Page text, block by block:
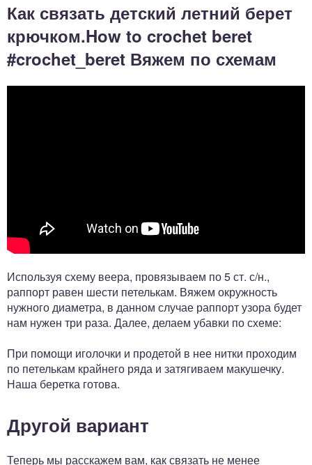
Как связать детский летний берет
крючком.How to crochet beret
#crochet_beret Вяжем по схемам
Используя схему веера, провязываем по 5 ст. с/н.,
раппорт равен шести петелькам. Вяжем окружность
нужного диаметра, в данном случае раппорт узора будет
нам нужен три раза. Далее, делаем убавки по схеме:
При помощи иголочки и продетой в нее нитки проходим
по петелькам крайнего ряда и затягиваем макушечку.
Наша беретка готова.
Другой вариант
Теперь мы расскажем вам, как связать не менее